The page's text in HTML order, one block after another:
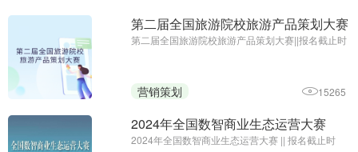
第二届全国旅游院校旅游产品策划大赛
第二届全国旅游院校旅游产品策划大赛||报名截止时
营销策划 15265
2024年全国数智商业生态运营大赛
2024年全国数智商业生态运营大赛 || 报名截止时